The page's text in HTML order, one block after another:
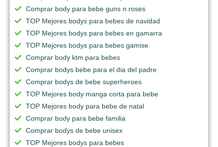
Comprar body para bebe guns n roses
TOP Mejores bodys para bebes de navidad
TOP Mejores bodys para bebes en gamarra
TOP Mejores bodys para bebes gamise
Comprar body ktm para bebes
Comprar bodys bebe para el dia del padre
Comprar bodys de bebe superheroes
TOP Mejores body manga corta para bebe
TOP Mejores body para bebe de natal
Comprar body para bebe familia
Comprar bodys de bebe unisex
TOP Mejores bodys para bebes